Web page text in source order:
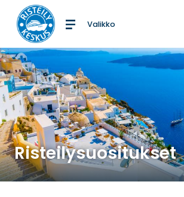
Etusivulle
Valikko
Risteilysuositukset